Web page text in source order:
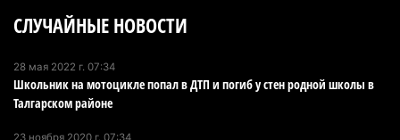
катеров для Formula-1 H2O и откроют академию
пилотов
5 августа 2026 г. 08:29
СЛУЧАЙНЫЕ НОВОСТИ
28 мая 2022 г. 07:34
Школьник на мотоцикле попал в ДТП и погиб у стен родной школы в
Талгарском районе
23 ноября 2020 г. 07:34